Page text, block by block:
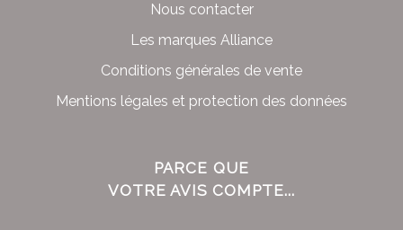
Nous contacter
Les marques Alliance
Conditions générales de vente
Mentions légales et protection des données
PARCE QUE
VOTRE AVIS COMPTE...